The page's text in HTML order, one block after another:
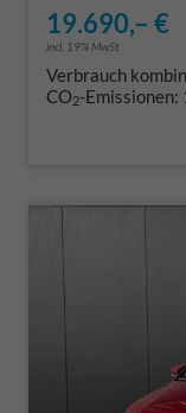
19.690,– €
incl. 19% MwSt.
Verbrauch
CO2-Emissionen: